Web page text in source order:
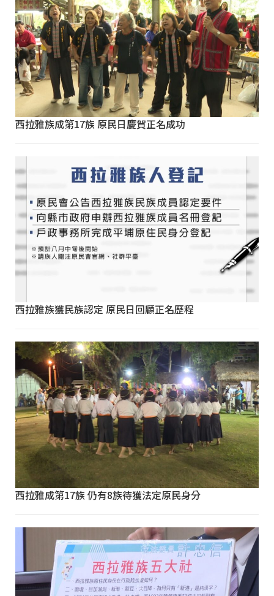
西拉雅族成第17族 原民日慶賀正名成功
西拉雅族獲民族認定 原民日回顧正名歷程
西拉雅成第17族 仍有8族待獲法定原民身分